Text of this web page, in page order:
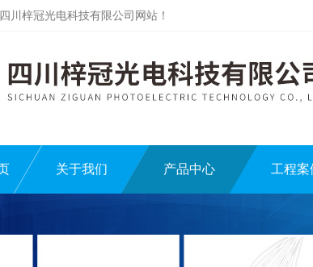
川梓冠光电科技有限公司网站！
关于我们 产品中心 工程案